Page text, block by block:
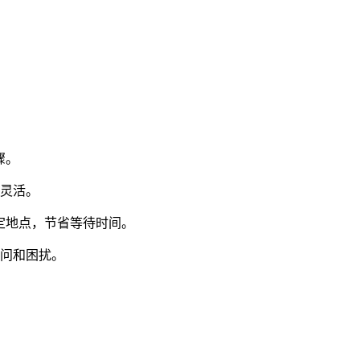
活。
点，节省等待时间。
和困扰。